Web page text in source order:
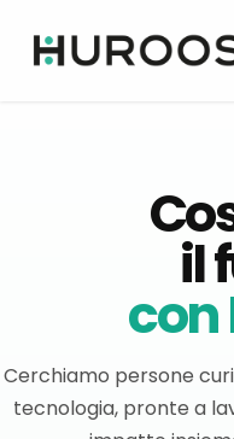
il
con
Cerchiamo persone
tecnologia, pronte a